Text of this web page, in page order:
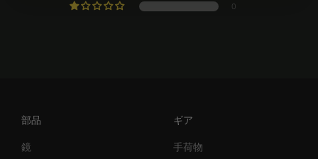
0
部品
鏡
ギア
手荷物